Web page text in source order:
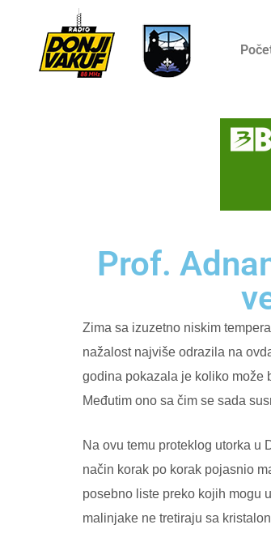
Prof.
Zima sa izuzetno niskim
nažalost najviše odrazila na
godina pokazala je koliko može
Međutim ono sa čim se sada
Na ovu temu proteklog utorka u
način korak po korak pojasnio
posebno liste preko kojih mogu
malinjake ne tretiraju sa